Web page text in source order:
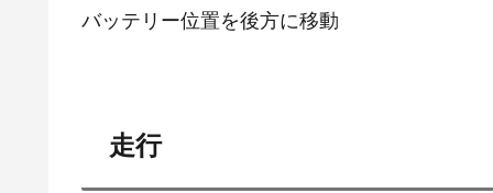
バッテリー位置を後方に移動
走行